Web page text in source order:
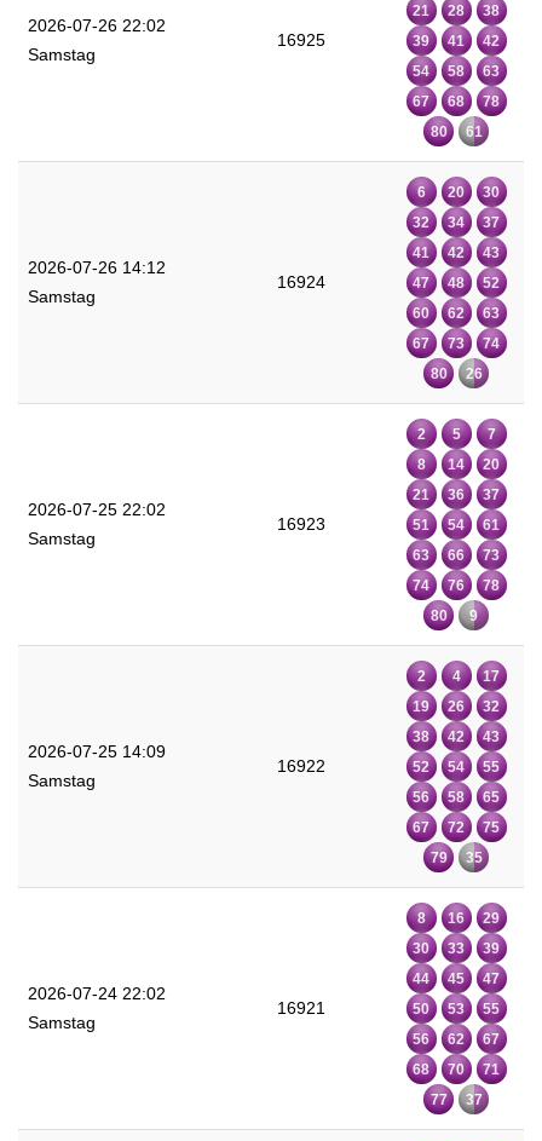
2026-07-26 22:02
Samstag
16925
21
28
38
39
41
42
54
58
63
67
68
78
80
61
2026-07-26 14:12
Samstag
16924
6 20
30
32
34
37
41
42
43
47
48
52
60
62
63
67
73
74
80
26
2026-07-25 22:02
Samstag
16923
2 5
7
8
14
20
21
36
37
51
54
61
63
66
73
74
76
78
80
9
2026-07-25 14:09
Samstag
16922
2 4
17
19
26
32
38
42
43
52
54
55
56
58
65
67
72
75
79
35
2026-07-24 22:02
Samstag
16921
8 16
29
30
33
39
44
45
47
50
53
55
56
62
67
68
70
71
77
37